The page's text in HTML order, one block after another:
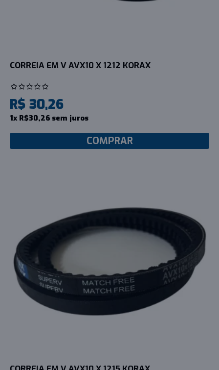
CORREIA EM V AVX10 X 1212 KORAX
R$ 30,26
1x R$30,26 sem juros
COMPRAR